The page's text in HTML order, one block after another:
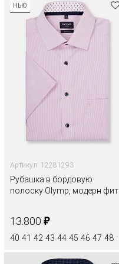
НЬЮ
Артикул: 12281293
Рубашка в бордовую
полоску Olymp, модерн фит
13.800 ₽
40 41 42 43 44 45 46 47 48